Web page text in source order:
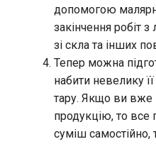
допомогою
закінчення робіт
зі скла та інших
Тепер можна
набити невелику
тару. Якщо ви вже
продукцію, то все
суміш самостійно,